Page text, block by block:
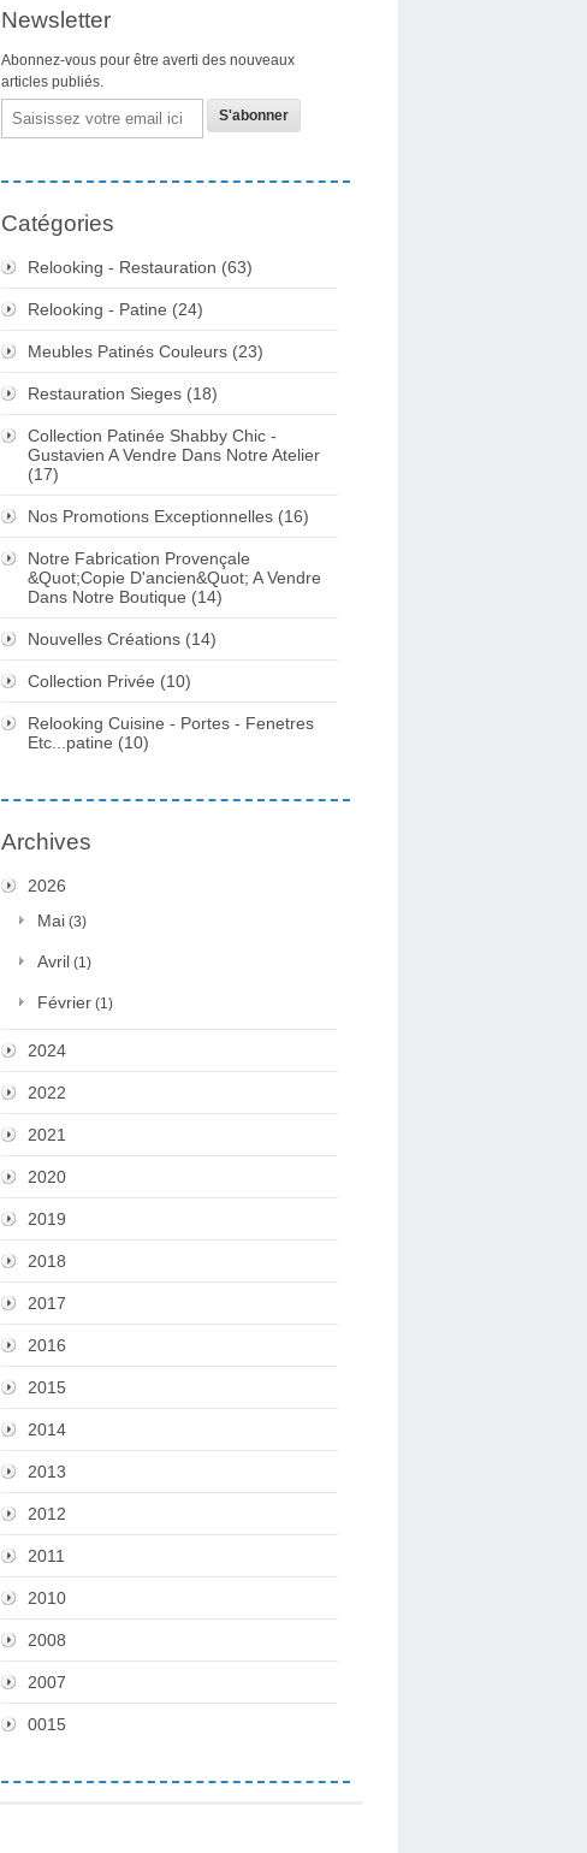
Newsletter
Abonnez-vous pour être averti des nouveaux
articles publiés.
Email
Catégories
Relooking - Restauration (63)
Relooking - Patine (24)
Meubles Patinés Couleurs (23)
Restauration Sieges (18)
Collection Patinée Shabby Chic -
Gustavien A Vendre Dans Notre Atelier
(17)
Nos Promotions Exceptionnelles (16)
Notre Fabrication Provençale
&Quot;Copie D'ancien&Quot; A Vendre
Dans Notre Boutique (14)
Nouvelles Créations (14)
Collection Privée (10)
Relooking Cuisine - Portes - Fenetres
Etc...patine (10)
Archives
2026
Mai (3)
Avril (1)
Février (1)
2024
2022
2021
2020
2019
2018
2017
2016
2015
2014
2013
2012
2011
2010
2008
2007
0015